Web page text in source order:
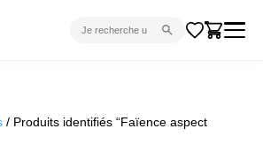
/ Produits identifiés “Faïence aspect